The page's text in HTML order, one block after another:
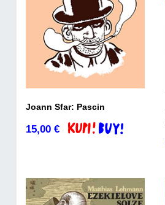
Joann Sfar: Pascin
15,00 € Dodaj v košarico